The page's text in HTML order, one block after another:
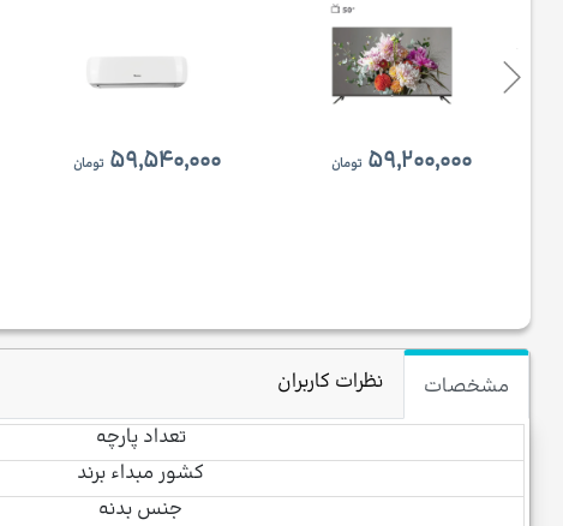
۵۹,۵۴۰,۰۰۰ تومان ۵۹,۲۰۰,۰۰۰ تومان
مشخصات
نظرات کاربران
تعداد پارچه
کشور مبداء برند
جنس بدنه